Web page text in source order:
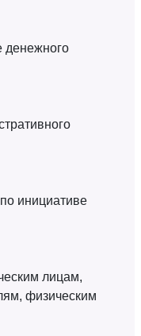
денежного
инициативе
лицам,
физическим